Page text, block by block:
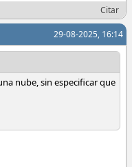
Citar
29-08-2025, 16:14
nube, sin especificar que